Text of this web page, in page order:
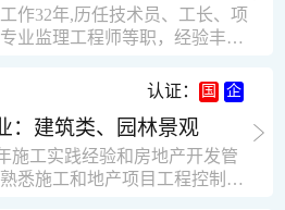
学风。为人正直、诚信、稳
的上进心、事业心。有很强的
认真踏实，能够吃苦耐劳，责任
格外向、开朗，有良好的人
定的组织能力。做事认真负
干。我有信心在今后的工作岗
己的才能!积极的人生观，在我
没有“放弃”，始终坚信只要努力
作32年,历任技术员、工长、项
业监理工程师等职，经验丰
济技术分析，能适应建筑行业
组织协调能力强，技术全面，
理． 本人1978年高中毕业，同
，至今已在建筑行业工作了30
年进入本县建筑公司学徒开始
认证：
：建筑类、园林景观
施工实践经验和房地产开发管
悉施工和地产项目工程控制要